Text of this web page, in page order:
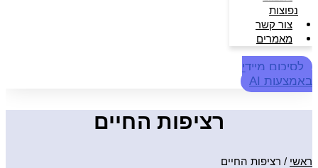
נפוצות
צור קשר
מאמרים
לסיכום מיידי
באמצעות AI
רציפות החיים
ראשי / רציפות החיים